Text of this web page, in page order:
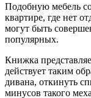
Подобную мебель
квартире, где нет
могут быть
популярных.
Книжка
действует таким
дивана, откинуть
минусов такого